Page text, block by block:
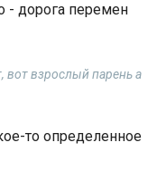
- дорога перемен
вот взрослый парень а
то определенное